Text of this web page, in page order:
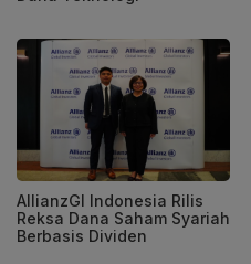
AllianzGI Indonesia Rilis
Reksa Dana Saham Syariah
Berbasis Dividen